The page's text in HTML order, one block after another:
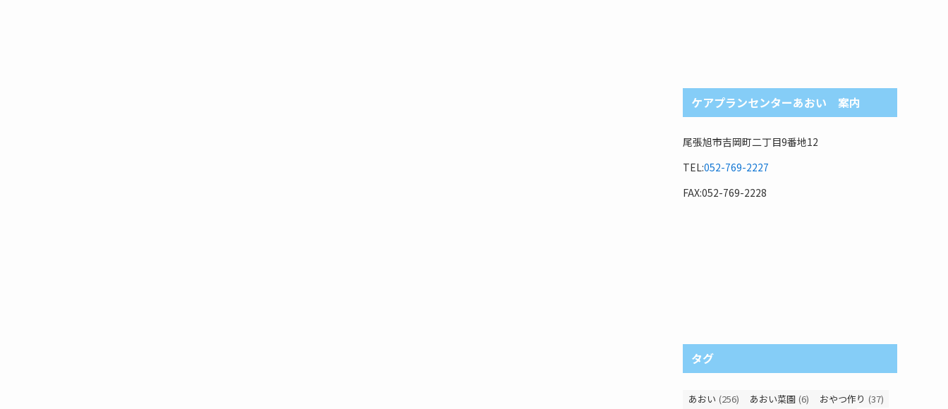
ケアプランセンターあおい 案内
尾張旭市吉岡町二丁目9番地12
TEL:052-769-2227
FAX:052-769-2228
タグ
あおい (256) あおい菜園 (6) おやつ作り (37)